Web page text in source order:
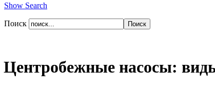
Show Search
Поиск
Центробежные насосы: